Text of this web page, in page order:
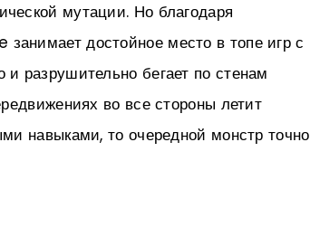
мутации. Но благодаря
достойное место в топе игр с
разрушительно бегает по стенам
во все стороны летит
навыками, то очередной монстр точно